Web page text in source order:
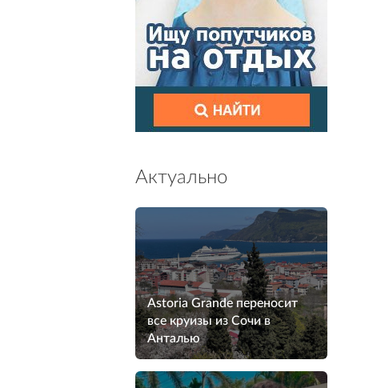
Актуально
Astoria Grande переносит
все круизы из Сочи в
Анталью